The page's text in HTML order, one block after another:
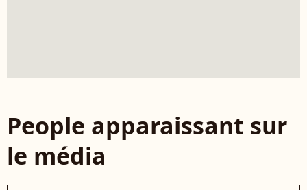
People apparaissant sur
le média